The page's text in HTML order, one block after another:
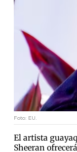
Foto: EU.
El artista
Sheeran